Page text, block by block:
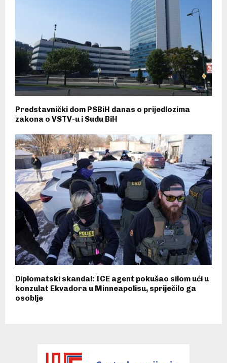
Predstavnički dom PSBiH danas o prijedlozima
zakona o VSTV-u i Sudu BiH
Diplomatski skandal: ICE agent pokušao silom ući u
konzulat Ekvadora u Minneapolisu, spriječilo ga
osoblje